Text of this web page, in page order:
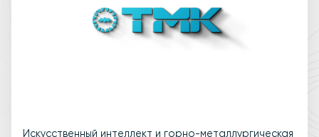
Искусственный интеллект и горно-металлургическая